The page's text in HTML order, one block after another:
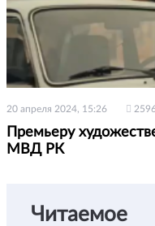
20 апреля 2024, 15:26
Премьеру
МВД РК
Читаемое